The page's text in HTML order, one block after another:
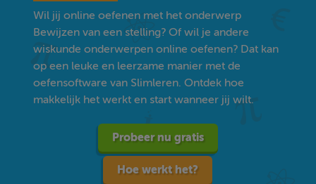
Wil jij online oefenen met het onderwerp
Bewijzen van een stelling? Of wil je andere
wiskunde onderwerpen online oefenen? Dat kan
op een leuke en leerzame manier met de
oefensoftware van Slimleren. Ontdek hoe
makkelijk het werkt en start wanneer jij wilt.
Probeer nu gratis
Hoe werkt het?